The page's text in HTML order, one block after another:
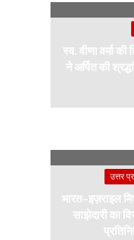
स्व. वीणा वर्मा की
ने अर्पित की
उत्तर
भारत–इज़राइल
साझेदारी का